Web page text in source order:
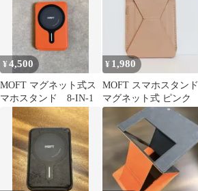
¥4,500
MOFT マグネット式ス
マホスタンド 8-IN-1
¥ 1,980
MOFT スマホスタンド
マグネット式 ピンク